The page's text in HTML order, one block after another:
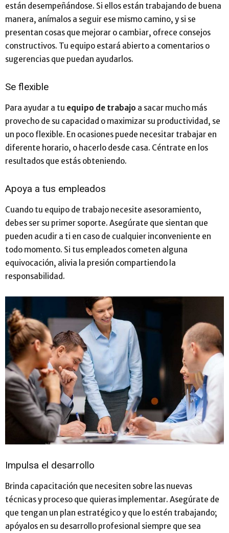
están desempeñándose. Si ellos están trabajando de buena
manera, anímalos a seguir ese mismo camino, y si se
presentan cosas que mejorar o cambiar, ofrece consejos
constructivos. Tu equipo estará abierto a comentarios o
sugerencias que puedan ayudarlos.
Se flexible
Para ayudar a tu equipo de trabajo a sacar mucho más
provecho de su capacidad o maximizar su productividad, se
un poco flexible. En ocasiones puede necesitar trabajar en
diferente horario, o hacerlo desde casa. Céntrate en los
resultados que estás obteniendo.
Apoya a tus empleados
Cuando tu equipo de trabajo necesite asesoramiento,
debes ser su primer soporte. Asegúrate que sientan que
pueden acudir a ti en caso de cualquier inconveniente en
todo momento. Si tus empleados cometen alguna
equivocación, alivia la presión compartiendo la
responsabilidad.
Impulsa el desarrollo
Brinda capacitación que necesiten sobre las nuevas
técnicas y proceso que quieras implementar. Asegúrate de
que tengan un plan estratégico y que lo estén trabajando;
apóyalos en su desarrollo profesional siempre que sea